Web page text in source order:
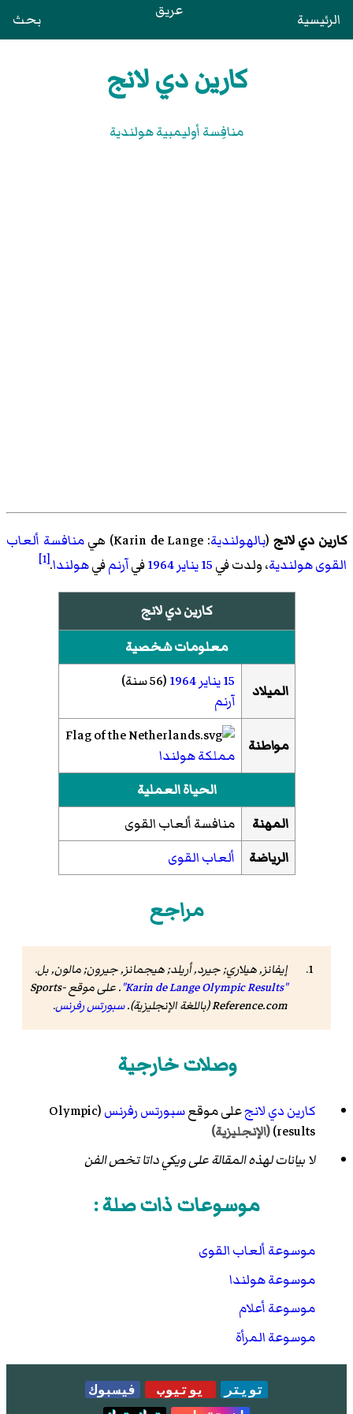
الرئيسية عريق بحث
كارين دي لانج
منافِسة أوليمبية هولندية
كارين دي لانج (بالهولندية:
Karin de Lange)‏ هيمنافسة ألعاب
القوىهولندية، ولدت في15 يناير 1964فيآرنمفيهولندا.
[1]
كارين دي لانج
معلومات شخصية
الميلاد 15 يناير 1964(56 سنة)
آرنم
مواطنة
مملكة هولندا
الحياة العملية
المهنة
منافسة ألعاب القوى
الرياضة
ألعاب القوى
مراجع
إيفانز, هيلاري; جيرد, أريلد; هيجمانز, جيرون; مالون, بل.
"Karin de Lange Olympic Results"
.
على موقع Sports-
Reference.com(باللغة الإنجليزية).سبورتس رفرنس.
وصلات خارجية
كارين دي لانجعلى موقعسبورتس رفرنس (Olympic
results) (الإنجليزية)
لا بيانات لهذه المقالة على ويكي داتا تخص الفن
موسوعات ذات صلة :
موسوعة ألعاب القوى
موسوعة هولندا
موسوعة أعلام
موسوعة المرأة
تويتر يوتيوب
فيسبوك